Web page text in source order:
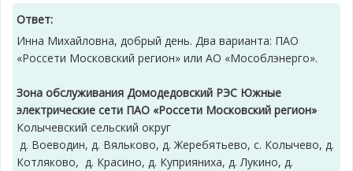
Ответ:
Инна Михайловна, добрый день. Два варианта: ПАО
«Россети Московский регион» или АО «Мособлэнерго».
Зона обслуживания Домодедовский РЭС Южные
электрические сети ПАО «Россети Московский регион»
Колычевский сельский округ
д. Воеводин, д. Вяльково, д. Жеребятьево, с. Колычево, д.
Котляково, д. Красино, д. Куприяниха, д. Лукино, д.